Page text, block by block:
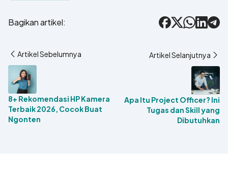
Bagikan artikel:
Artikel Sebelumnya
8+ Rekomendasi HP Kamera
Terbaik 2026, Cocok Buat
Ngonten
Artikel Selanjutnya
Apa Itu Project Officer? Ini
Tugas dan Skill yang
Dibutuhkan